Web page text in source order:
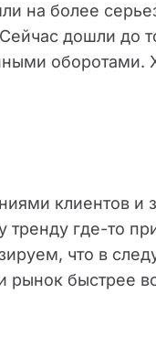
на более
дошли до
оборотами.
клиентов и
где-то
что в
быстрее